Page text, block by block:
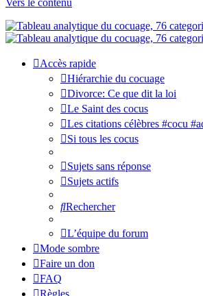
Accès rapide
Hiérarchie du cocuage
Divorce: Ce que dit la loi
Le Saint des cocus
Les citations célèbres #cocu
Si tous les cocus
Sujets sans réponse
Sujets actifs
Rechercher
L’équipe du forum
Mode sombre
Faire un don
FAQ
Règles